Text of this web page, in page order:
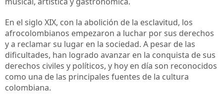
En el siglo XIX, con la abolición de la esclavitud, los
afrocolombianos empezaron a luchar por sus derechos
y a reclamar su lugar en la sociedad. A pesar de las
dificultades, han logrado avanzar en la conquista de sus
derechos civiles y políticos, y hoy en día son reconocidos
como una de las principales fuentes de la cultura
colombiana.